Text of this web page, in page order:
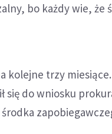
bo każdy wie, że
kolejne trzy
się do wniosku